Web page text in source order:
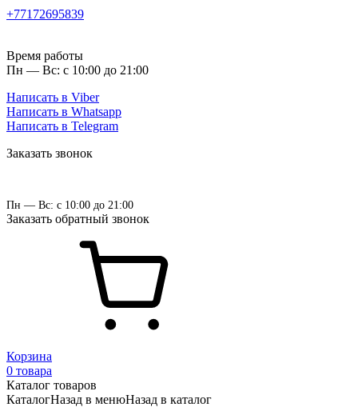
+77172695839
Время работы
Пн — Вс: с 10:00 до 21:00
Написать в Viber
Написать в Whatsapp
Написать в Telegram
Заказать звонок
Пн — Вс: с 10:00 до 21:00
Заказать обратный звонок
Корзина
0 товара
Каталог товаров
КаталогНазад в менюНазад в каталог